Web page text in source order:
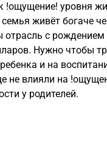
!ощущение! уровня
семья живёт богаче
с рождением
Нужно чтобы
и на
не влияли на
у родителей.